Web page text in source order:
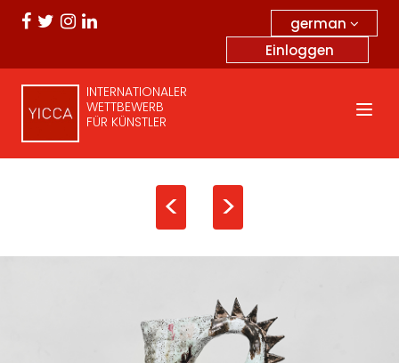
german
Einloggen
INTERNATIONALER
WETTBEWERB
FÜR KÜNSTLER
< >